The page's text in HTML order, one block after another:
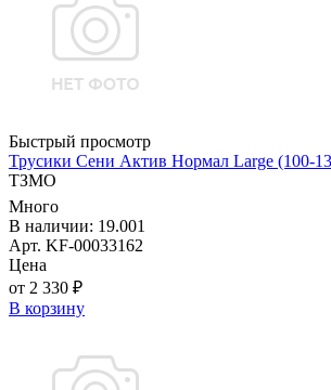
Быстрый просмотр
Трусики Сени Актив Нормал Large (100-
ТЗМО
Много
В наличии: 19.001
Арт. KF-00033162
Цена
от 2 330 ₽
В корзину